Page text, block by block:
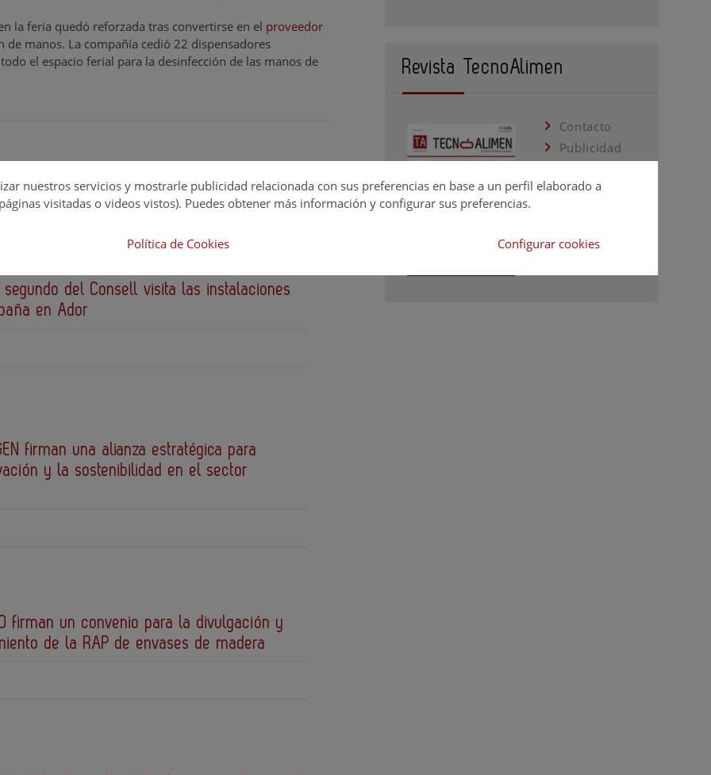
la feria quedó reforzada tras convertirse en el proveedor
manos. La compañía cedió 22 dispensadores
el espacio ferial para la desinfección de las manos de
segundo del Consell visita las instalaciones
en Ador
firman una alianza estratégica para
y la sostenibilidad en el sector
firman un convenio para la divulgación y
de la RAP de envases de madera
Revista TecnoAlimen
Contacto
Publicidad
Calendario
revistas
nuestros servicios y mostrarle publicidad relacionada con sus preferencias en base a un perfil elaborado a
visitadas o videos vistos). Puedes obtener más información y configurar sus preferencias.
Política de Cookies Configurar cookies